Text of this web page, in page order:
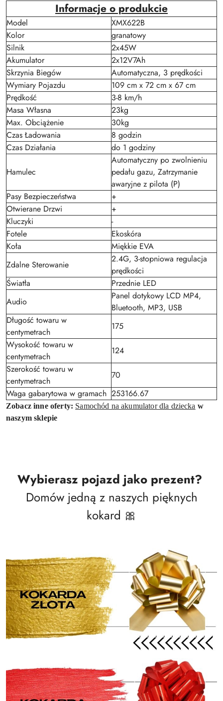
Informacje o produkcie
Model
XMX622B
Kolor
granatowy
Silnik
2x45W
Akumulator
2x12V7Ah
Skrzynia Biegów
Automatyczna, 3 prędkości
Wymiary Pojazdu
109 cm x 72 cm x 67 cm
Prędkość
3-8 km/h
Masa Własna
23kg
Max. Obciążenie
30kg
Czas Ładowania
8 godzin
Czas Działania
do 1 godziny
Hamulec
Automatyczny po zwolnieniu
pedału gazu, Zatrzymanie
awaryjne z pilota (P)
Pasy Bezpieczeństwa
+
Otwierane Drzwi
+
Kluczyki
-
Fotele
Ekoskóra
Koła
Miękkie EVA
Zdalne Sterowanie
2.4G, 3-stopniowa regulacja
prędkości
Światła
Przednie LED
Audio
Panel dotykowy LCD MP4,
Bluetooth, MP3, USB
Długość towaru w
centymetrach
175
Wysokość towaru w
centymetrach
124
Szerokość towaru w
centymetrach
70
Waga gabarytowa w gramach 253166.67
Zobacz inne oferty: Samochód na akumulator dla dziecka w
naszym sklepie
Wybierasz pojazd jako prezent?
Domów jedną z naszych pięknych
kokard 🎀